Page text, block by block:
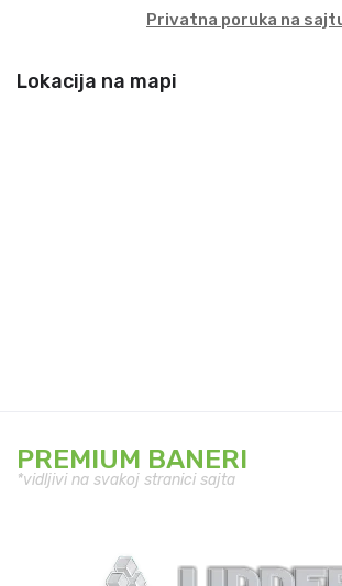
Privatna poruka na
Lokacija na mapi
PREMIUM BANERI
*vidljivi na svakoj stranici sajta